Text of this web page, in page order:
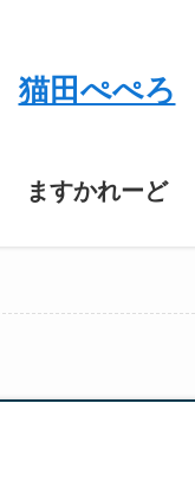
猫田ぺぺろ
ますかれーど